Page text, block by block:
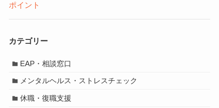
ポイント
カテゴリー
EAP・相談窓口
メンタルヘルス・ストレスチェック
休職・復職支援